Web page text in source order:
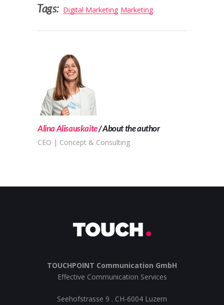
Tags: Digital Marketing Marketing
Alina Alisauskaite About the author
CEO | Concept & Consulting
TOUCHPOINT Communication GmbH
Effective Communication Services
Seehofstrasse 9 . CH-6004 Luzern